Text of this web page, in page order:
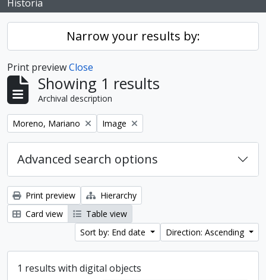
Historia
Narrow your results by:
Print previewClose
Showing 1 results
Archival description
Remove filter:
Moreno, Mariano Remove filter:
Image
Advanced search options
Print preview
Hierarchy
Card view
Table view
Sort by: End date
Direction: Ascending
1 results with digital objects